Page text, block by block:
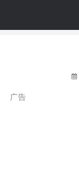
广告